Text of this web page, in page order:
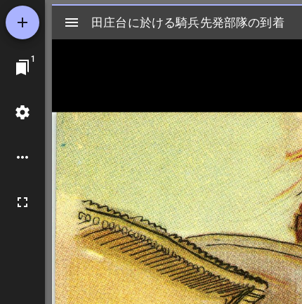
1
Mirador
ビ
ワ
田庄台に於ける騎兵先発部隊の到着
田庄台に於ける騎兵先発部隊の到着